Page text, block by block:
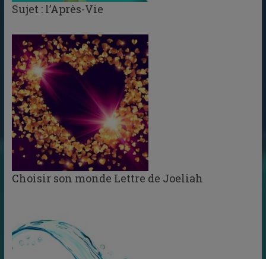
Sujet : l’Après-Vie
Choisir son monde Lettre de Joeliah